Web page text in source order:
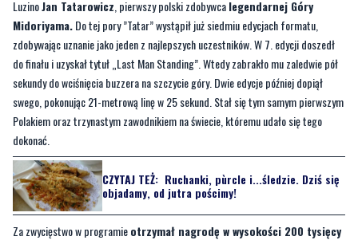
do finału i uzyskał tytuł „Last Man Standing”. Wtedy zabrakło mu zaledwie pół
sekundy do wciśnięcia buzzera na szczycie góry. Dwie edycje później dopiął
swego, pokonując 21-metrową linę w 25 sekund. Stał się tym samym pierwszym
Polakiem oraz trzynastym zawodnikiem na świecie, któremu udało się tego
dokonać.
CZYTAJ TEŻ: Ruchanki, pùrcle i...śledzie. Dziś się
Za zwycięstwo w programieotrzymał nagrodę w wysokości 200 tysięcy
złotych, którą przeznaczył na stworzenie sportowego centrum Tatars
Workout Center w Gdańsku. To miejsce treningowe dla dzieci i młodzieży, które
prowadzi wraz z życiową wybranką, Aleksandrą Stefańską.